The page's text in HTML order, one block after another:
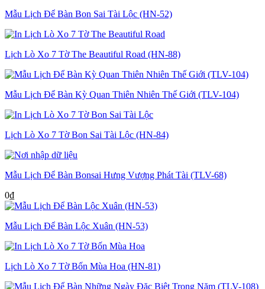
Mẫu Lịch Để Bàn Bon Sai Tài Lộc (HN-52)
Lịch Lò Xo 7 Tờ The Beautiful Road (HN-88)
Mẫu Lịch Để Bàn Kỳ Quan Thiên Nhiên Thế Giới (TLV-104)
Lịch Lò Xo 7 Tờ Bon Sai Tài Lộc (HN-84)
Mẫu Lịch Để Bàn Bonsai Hưng Vượng Phát Tài (TLV-68)
0₫
Mẫu Lịch Để Bàn Lộc Xuân (HN-53)
Lịch Lò Xo 7 Tờ Bốn Mùa Hoa (HN-81)